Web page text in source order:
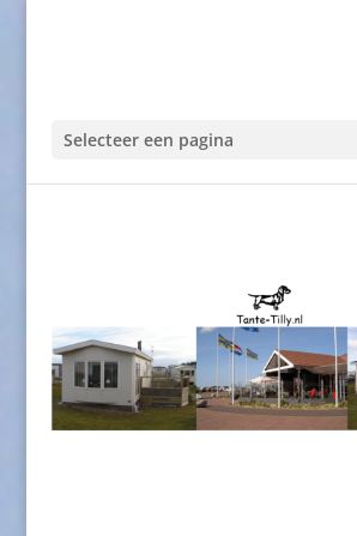
Selecteer een pagina